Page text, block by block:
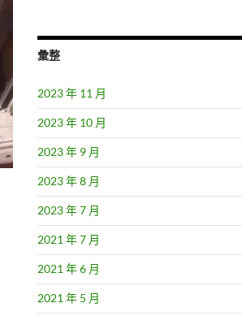
彙整
2023 年 11 月
2023 年 10 月
2023 年 9 月
2023 年 8 月
2023 年 7 月
2021 年 7 月
2021 年 6 月
2021 年 5 月